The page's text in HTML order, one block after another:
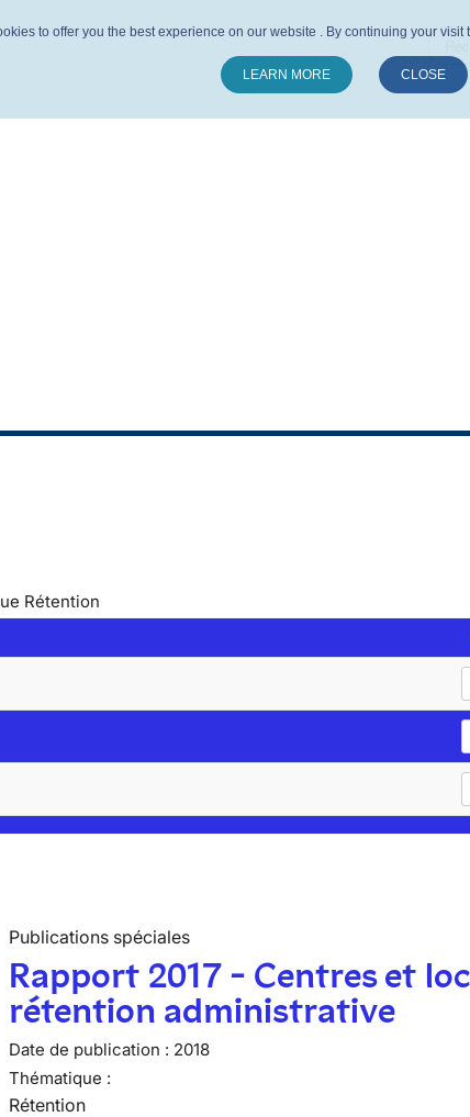
Rétention
Publications spéciales
Rapport 2017 - Centres et
rétention administrative
Date de publication : 2018
Thématique :
Rétention
to offer you the best experience on our website . By continuing your
LEARN MORE CLOSE